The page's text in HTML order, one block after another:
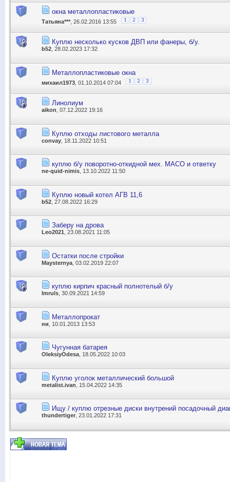
окна металлопластиковые
Татьяна*** , 26.02.2016 13:55 1 2 3
Куплю несколько кусков ДВП или фанеры, б/у.
b52, 28.02.2023 17:32
Металлопластиковые окна
михаил1973 , 01.10.2014 07:04 1 2 3
Линолиум
aikon, 07.12.2022 19:16
Куплю отходы листового металла
convay , 18.11.2022 10:51
куплю б/у поворотно-откидной мех. MACO и ответку
ne-quid-nimis , 13.10.2022 11:50
Куплю новый котел АГВ 11,6
b52 , 27.08.2022 16:29
Заберу на дрова
Leo2021 , 23.08.2021 11:05
Остатки после стройки
Maysternya , 03.02.2019 22:07
куплю кирпич красный полнотелый б/у
Imruls , 30.09.2021 14:59
Металлопрокат
ни , 10.01.2013 13:53
Чугунная батарея
OleksiyOdesa , 18.05.2022 10:03
Куплю уголок металлический большой
metalist.ivan , 15.04.2022 14:35
Ищу / куплю отрезные диски внутрений посадочный
thundertiger , 23.01.2022 17:31